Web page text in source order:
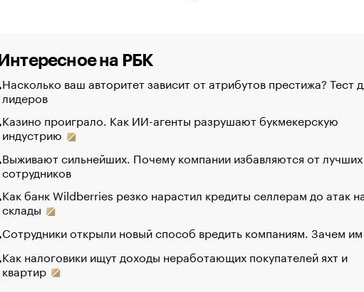
Интересное на РБК
Насколько ваш авторитет зависит от атрибутов престижа? Тест
лидеров
Казино проиграло. Как ИИ-агенты разрушают букмекерскую
индустрию
Выживают сильнейших. Почему компании избавляются от лучших
сотрудников
Как банк Wildberries резко нарастил кредиты селлерам до атак
склады
Сотрудники открыли новый способ вредить компаниям. Зачем
Как налоговики ищут доходы неработающих покупателей яхт и
квартир